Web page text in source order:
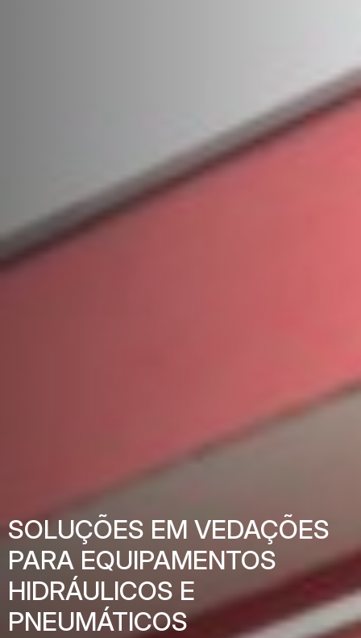
SOLUÇÕES EM VEDAÇÕES
PARA EQUIPAMENTOS
HIDRÁULICOS E
PNEUMÁTICOS